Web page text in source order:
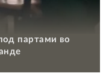
партами во